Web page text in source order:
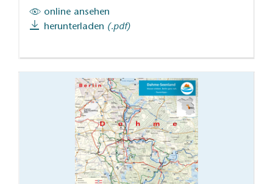
online ansehen
herunterladen (.pdf)